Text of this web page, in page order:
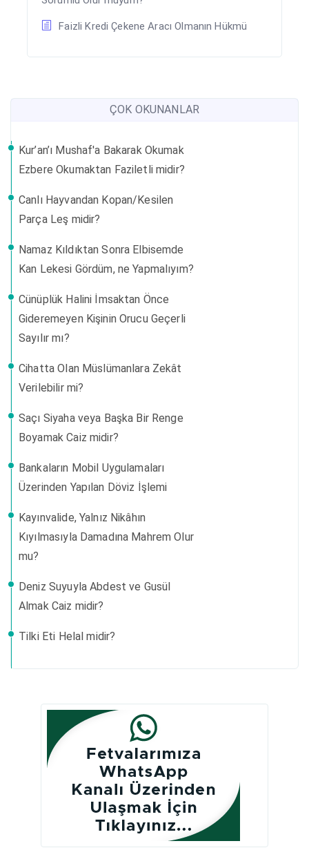
Faizli Kredi Çekene Aracı Olmanın Hükmü
ÇOK OKUNANLAR
Kur’an’ı Mushaf'a Bakarak Okumak
Ezbere Okumaktan Faziletli midir?
Canlı Hayvandan Kopan/Kesilen
Parça Leş midir?
Namaz Kıldıktan Sonra Elbisemde
Kan Lekesi Gördüm, ne Yapmalıyım?
Cünüplük Halini İmsaktan Önce
Gideremeyen Kişinin Orucu Geçerli
Sayılır mı?
Cihatta Olan Müslümanlara Zekât
Verilebilir mi?
Saçı Siyaha veya Başka Bir Renge
Boyamak Caiz midir?
Bankaların Mobil Uygulamaları
Üzerinden Yapılan Döviz İşlemi
Kayınvalide, Yalnız Nikâhın
Kıyılmasıyla Damadına Mahrem Olur
mu?
Deniz Suyuyla Abdest ve Gusül
Almak Caiz midir?
Tilki Eti Helal midir?